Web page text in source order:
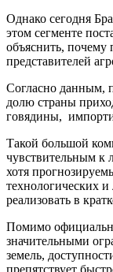
Однако сегодня
этом сегменте
объяснить, почему
представителей
Согласно данным,
долю страны
говядины,
Такой большой
чувствительным к
хотя
технологических
реализовать в
Помимо
значительными
земель,